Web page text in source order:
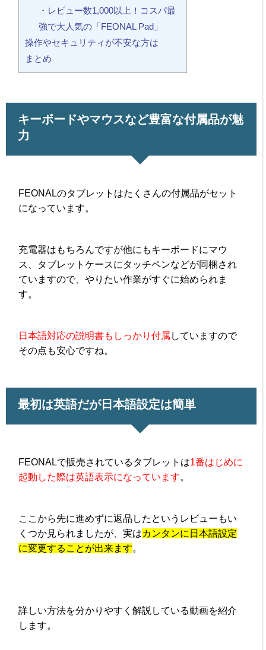
・レビュー数1,000以上！コスパ最
強で大人気の「FEONAL Pad」
操作やセキュリティが不安な方は
まとめ
キーボードやマウスなど豊富な付属品が魅
力
FEONALのタブレットはたくさんの付属品がセット
になっています。
充電器はもちろんですが他にもキーボードにマウ
ス、タブレットケースにタッチペンなどが同梱され
ていますので、やりたい作業がすぐに始められま
す。
日本語対応の説明書もしっかり付属 していますので
その点も安心ですね。
最初は英語だが日本語設定は簡単
FEONALで販売されているタブレットは1番はじめに
起動した際は英語表示になっています。
ここから先に進めずに返品したというレビューもい
くつか見られましたが、実はカンタンに日本語設定
に変更することが出来ます。
詳しい方法を分かりやすく解説している動画を紹介
します。